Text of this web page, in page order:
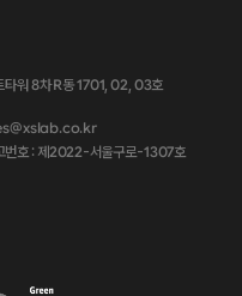
타워 8차 R동 1701, 02, 03호
번호 : 제2022-서울구로-1307호